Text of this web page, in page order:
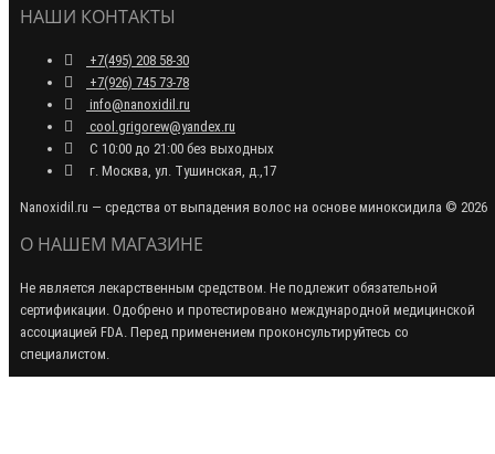
НАШИ КОНТАКТЫ
+7(495) 208 58-30
+7(926) 745 73-78
info@nanoxidil.ru
cool.grigorew@yandex.ru
С 10:00 до 21:00 без выходных
г. Москва, ул. Тушинская, д.,17
Nanoxidil.ru — средства от выпадения волос на основе миноксидила © 2026
О НАШЕМ МАГАЗИНЕ
Не является лекарственным средством. Не подлежит обязательной
сертификации. Одобрено и протестировано международной медицинской
ассоциацией FDA. Перед применением проконсультируйтесь со
специалистом.